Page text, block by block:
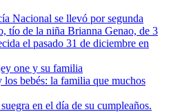
Nacional se llevó por segunda
tío de la niña Brianna Genao, de 3
el pasado 31 de diciembre en
one y su familia
los bebés: la familia que muchos
en el día de su cumpleaños.